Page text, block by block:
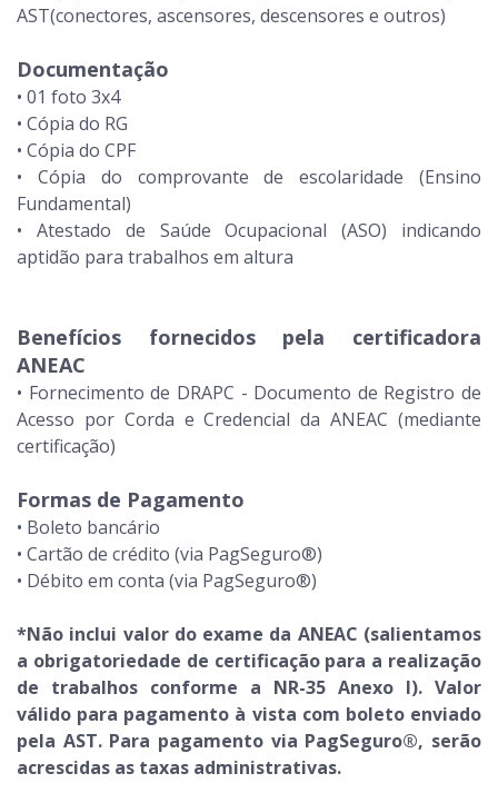
AST(conectores, ascensores, descensores e outros)
Documentação
• 01 foto 3x4
• Cópia do RG
• Cópia do CPF
• Cópia do comprovante de escolaridade (Ensino
Fundamental)
• Atestado de Saúde Ocupacional (ASO) indicando
aptidão para trabalhos em altura
Benefícios fornecidos pela certificadora
ANEAC
• Fornecimento de DRAPC - Documento de Registro de
Acesso por Corda e Credencial da ANEAC (mediante
certificação)
Formas de Pagamento
• Boleto bancário
• Cartão de crédito (via PagSeguro®)
• Débito em conta (via PagSeguro®)
*Não inclui valor do exame da ANEAC (salientamos
a obrigatoriedade de certificação para a realização
de trabalhos conforme a NR-35 Anexo I). Valor
válido para pagamento à vista com boleto enviado
pela AST. Para pagamento via PagSeguro®, serão
acrescidas as taxas administrativas.